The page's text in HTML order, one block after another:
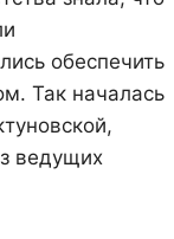
обеспечить
Так началась
ведущих